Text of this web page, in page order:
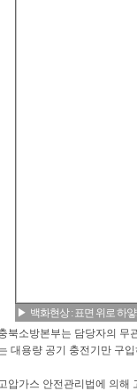
▶ 백화현상 : 표면 위로 하
북소방본부는 담당자의 무
대용량 공기 충전기만 구
압가스 안전관리법에 의해